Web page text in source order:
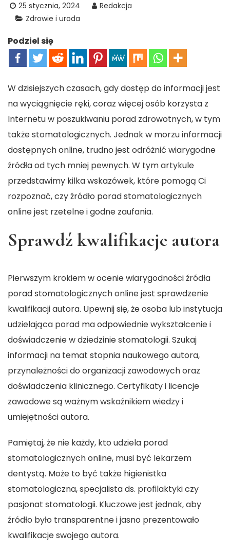
25 stycznia, 2024
Redakcja
Zdrowie i uroda
Podziel się
W dzisiejszych czasach, gdy dostęp do informacji jest
na wyciągnięcie ręki, coraz więcej osób korzysta z
Internetu w poszukiwaniu porad zdrowotnych, w tym
także stomatologicznych. Jednak w morzu informacji
dostępnych online, trudno jest odróżnić wiarygodne
źródła od tych mniej pewnych. W tym artykule
przedstawimy kilka wskazówek, które pomogą Ci
rozpoznać, czy źródło porad stomatologicznych
online jest rzetelne i godne zaufania.
Sprawdź kwalifikacje autora
Pierwszym krokiem w ocenie wiarygodności źródła
porad stomatologicznych online jest sprawdzenie
kwalifikacji autora. Upewnij się, że osoba lub instytucja
udzielająca porad ma odpowiednie wykształcenie i
doświadczenie w dziedzinie stomatologii. Szukaj
informacji na temat stopnia naukowego autora,
przynależności do organizacji zawodowych oraz
doświadczenia klinicznego. Certyfikaty i licencje
zawodowe są ważnym wskaźnikiem wiedzy i
umiejętności autora.
Pamiętaj, że nie każdy, kto udziela porad
stomatologicznych online, musi być lekarzem
dentystą. Może to być także higienistka
stomatologiczna, specjalista ds. profilaktyki czy
pasjonat stomatologii. Kluczowe jest jednak, aby
źródło było transparentne i jasno prezentowało
kwalifikacje swojego autora.